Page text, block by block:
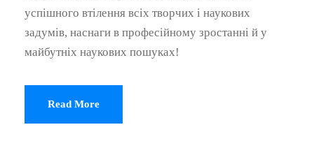
успішного втілення всіх творчих і наукових
задумів, наснаги в професійному зростанні й у
майбутніх наукових пошуках!
Read More